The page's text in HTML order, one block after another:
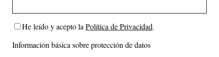
He leído y acepto laPolítica de Privacidad.
Información básica sobre protección de datos